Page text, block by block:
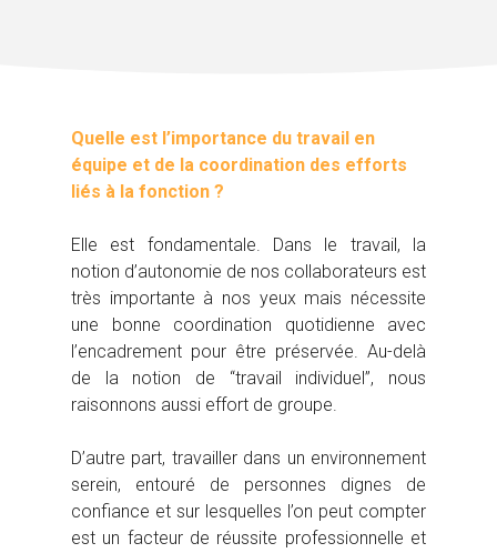
Quelle est l’importance du travail en
équipe et de la coordination des efforts
liés à la fonction ?
Elle est fondamentale. Dans le travail, la
notion d’autonomie de nos collaborateurs est
très importante à nos yeux mais nécessite
une bonne coordination quotidienne avec
l’encadrement pour être préservée. Au-delà
de la notion de ‘‘travail individuel’’, nous
raisonnons aussi effort de groupe.
D’autre part, travailler dans un environnement
serein, entouré de personnes dignes de
confiance et sur lesquelles l’on peut compter
est un facteur de réussite professionnelle et